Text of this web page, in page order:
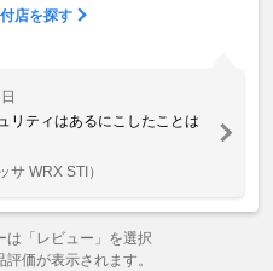
店を探す
リティはあるにこしたことは
サ WRX STI）
「レビュー」を選択
価が表示されます。